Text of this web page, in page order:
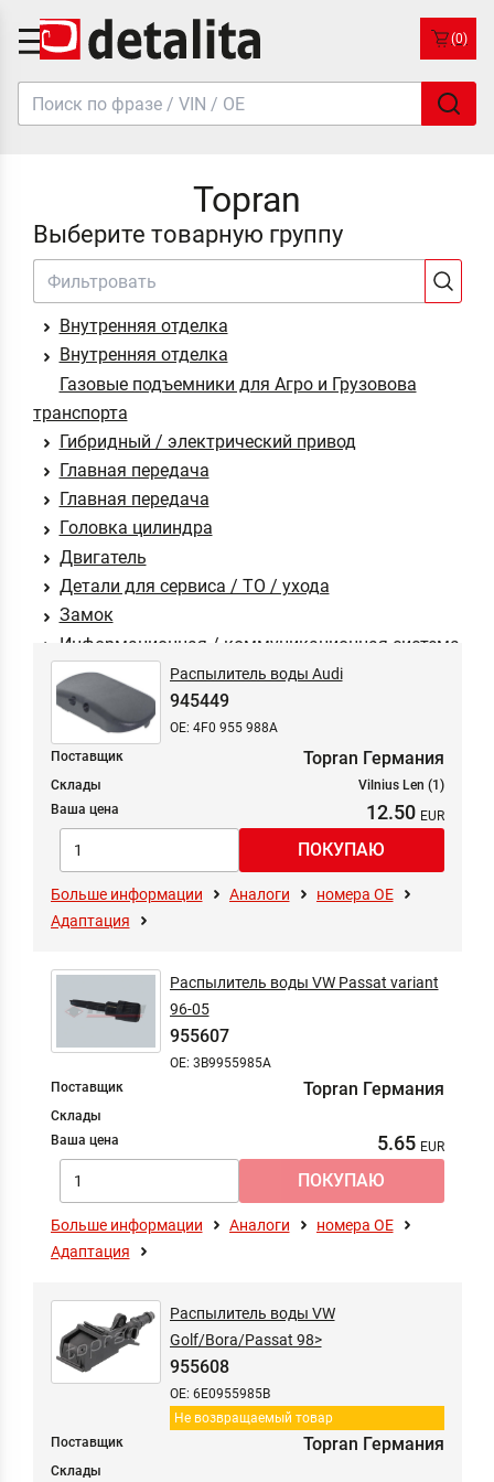
(0)
Topran
Выберите товарную группу
Внутренняя отделка
Внутренняя отделка
Газовые подъемники для Агро и Грузовова
транспорта
Гибридный / электрический привод
Главная передача
Главная передача
Головка цилиндра
Двигатель
Детали для сервиса / ТО / ухода
Замок
Информационная / коммуникационная система
Колеса
Колёса / шины
Комплектующие
Кондиционер
Кондиционер
Коробка передач
Коробка передач
Кривошипношатунный механизм
Кузов
Кузов
Масла и смазки
Отопление / вентиляция
Отопление / вентиляция
Охлаждение
Подвеска / амортизация
Подвеска / амортизация
Подвеска колеса
Подвеска оси / система подвески / колеса
Подготовка топлива
Приготовление смеси
Ременный привод
Ременный привод
Рулевое управление
Рулевое управление
Система безопасности
Распылитель воды Audi
945449
OE: 4F0 955 988A
Поставщик
Topran Германия
Склады
Vilnius Len (1)
Ваша цена
12.50
Больше информации Аналоги
номера ОЕ
Адаптация
Распылитель воды VW Passat variant
96-05
955607
OE: 3B9955985A
Поставщик
Topran Германия
Склады
Ваша цена
5.65
Больше информации Аналоги
номера ОЕ
Адаптация
Не возвращаемый товар
Распылитель воды VW
Golf/Bora/Passat 98>
955608
OE: 6E0955985B
Поставщик Topran Германия
Склады